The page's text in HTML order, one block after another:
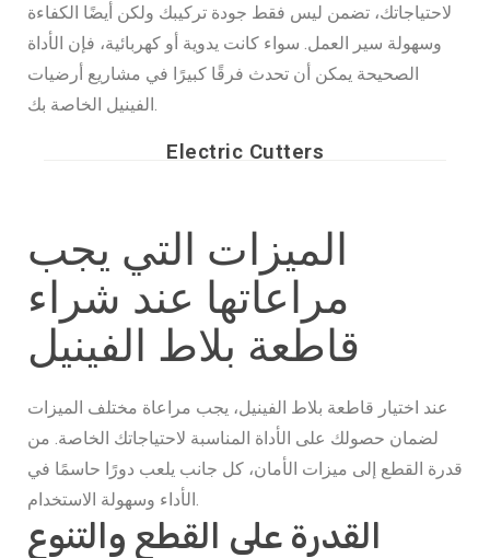
لاحتياجاتك، تضمن ليس فقط جودة تركيبك ولكن أيضًا الكفاءة
وسهولة سير العمل. سواء كانت يدوية أو كهربائية، فإن الأداة
الصحيحة يمكن أن تحدث فرقًا كبيرًا في مشاريع أرضيات
الفينيل الخاصة بك.
Electric Cutters
الميزات التي يجب
مراعاتها عند شراء
قاطعة بلاط الفينيل
عند اختيار قاطعة بلاط الفينيل، يجب مراعاة مختلف الميزات
لضمان حصولك على الأداة المناسبة لاحتياجاتك الخاصة. من
قدرة القطع إلى ميزات الأمان، كل جانب يلعب دورًا حاسمًا في
القدرة على القطع والتنوع